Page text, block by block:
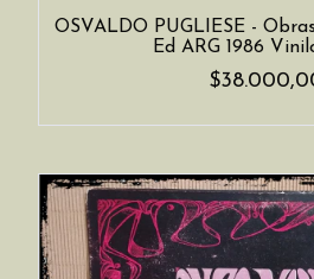
OSVALDO PUGLIESE -
Ed ARG 1986